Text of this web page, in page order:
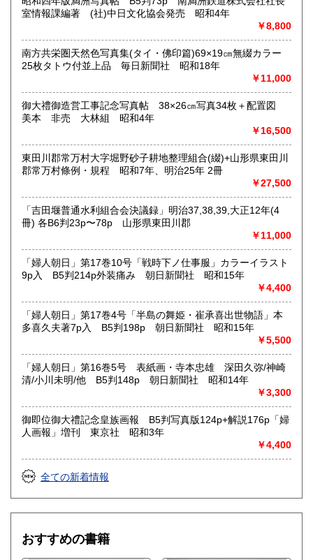
取り扱い分野
古典籍、近代文献、趣味、サブカルチャー、古書一般（その
和本・開拓/植民資料・戦時資料・文学一般・詩歌句集・児童
書 ・児童資料・芸能/サブカル・広告資料・ポスター・版画/
刷り物 ・絵葉書・双六・地図/鳥瞰図
室情報課編著 (社)中日文化協会発売 昭和4年
￥8,800
南方共栄圏天然色写真集(タイ・佛印篇)69×19㎝無綴カラー
25枚タトウ付並上品 毎日新聞社 昭和18年
￥11,000
御大禮御造営工事記念写真帖 38×26㎝写真34枚＋配置図
美本 非売 大林組 昭和4年
￥16,500
東田川郡常万村大字堀野砂子耕地整理組合(綴)+山形県東田川
郡常万村條例・規程 昭和7年、明治25年 2冊
￥27,500
「吉田堰普通水利組合会決議録」明治37,38,39,大正12年(4
冊) 各B6判23p〜78p 山形県東田川郡
￥11,000
「婦人朝日」第17巻10号「戦時下ノ仕事服」カラーイラスト
9p入 B5判214p外装痛み 朝日新聞社 昭和15年
￥4,400
「婦人朝日」第17巻4号「半島の舞姫・崔承喜出世物語」本
多喜久夫著7p入 B5判198p 朝日新聞社 昭和15年
￥5,500
「婦人朝日」第16巻5号 表紙画・寺本忠雄 深田久弥/神崎
清/小川未明/他 B5判148p 朝日新聞社 昭和14年
￥3,300
御即位御大禮記念皇族画報 B5判写真版124p+解説176p「婦
人画報」増刊 東京社 昭和3年
￥4,400
全ての新着情報
おすすめの書籍